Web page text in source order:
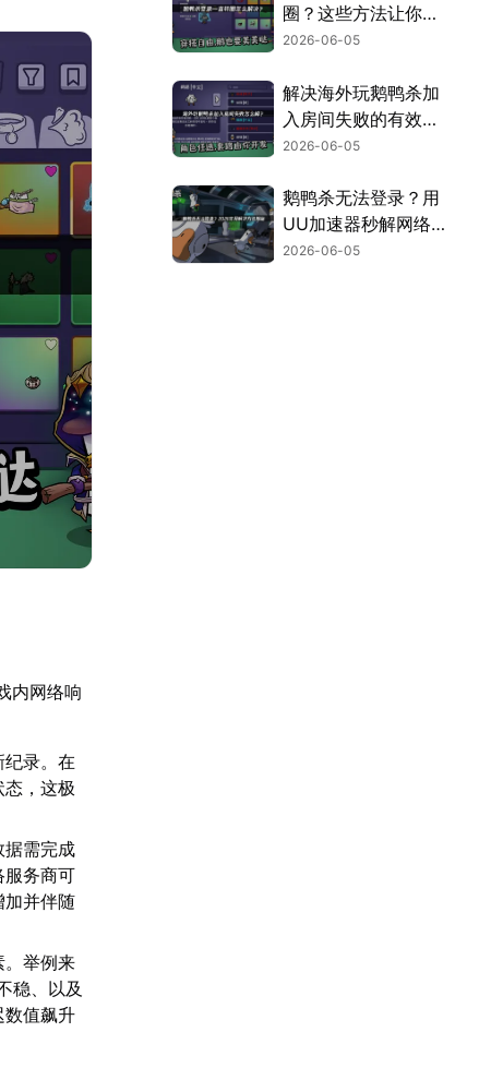
内网络响
纪录。在
，这极
据需完成
服务商可
加并伴随
。举例来
稳、以及
数值飙升
圈？这些方法让你顺
利开局！
2026-06-05
解决海外玩鹅鸭杀加
入房间失败的有效方
法！
2026-06-05
鹅鸭杀无法登录？用
UU加速器秒解网络
难题！
2026-06-05